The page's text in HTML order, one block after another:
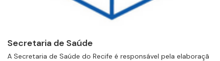
Secretaria de Saúde
A Secretaria de Saúde do Recife é responsável pela elaboraçã